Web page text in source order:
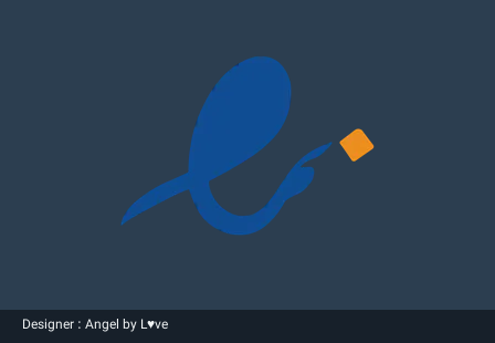
Designer : Angel by L♥ve